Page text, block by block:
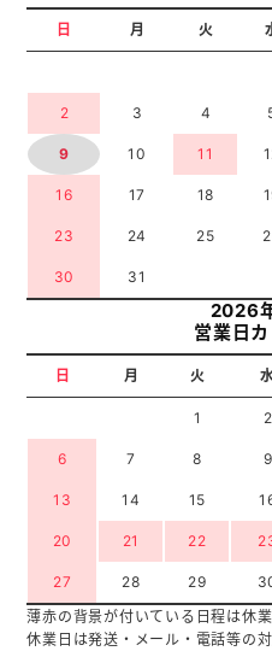
日 月 火
2 3 4
9 10 11
16 17 18
23 24 25
30 31
2026
営業日
日 月 火
1 2
6 7 8 9
13 14 15
20 21 22
27 28 29
薄赤の背景が付いている日程は休業
休業日は発送・メール・電話等の